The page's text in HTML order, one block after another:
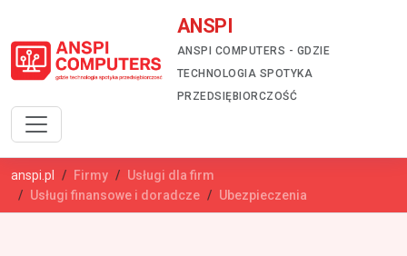
ANSPI
ANSPI COMPUTERS - GDZIE
TECHNOLOGIA SPOTYKA
PRZEDSIĘBIORCZOŚĆ
anspi.pl Firmy
Usługi dla firm
Usługi finansowe i doradcze
Ubezpieczenia